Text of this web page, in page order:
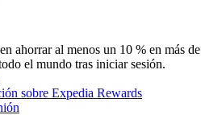
ahorrar al menos un 10 % en más de
el mundo tras iniciar sesión.
sobre Expedia Rewards